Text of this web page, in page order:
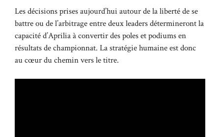
Les décisions prises aujourd’hui autour de la liberté de se
battre ou de l’arbitrage entre deux leaders détermineront la
capacité d’Aprilia à convertir des poles et podiums en
résultats de championnat. La stratégie humaine est donc
au cœur du chemin vers le titre.